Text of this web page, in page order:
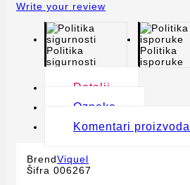
Write your review
Politika
sigurnosti
Politika
isporuke
Detalji
Oznake
Komentari proizvoda
BrendViquel
Šifra 006267